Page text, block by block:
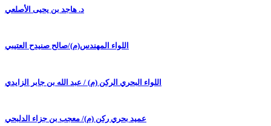
د. هاجد بن يحيى الأصلعي
اللواء المهندس(م)/صالح صنيدح العتيبي
اللواء البحري الركن (م) / عبد الله بن جابر الزايدي
عميد بحري ركن (م)/ معجب بن جزاء الدلبحي